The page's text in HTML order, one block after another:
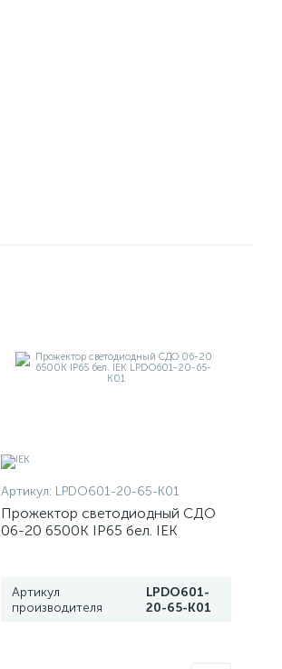
Артикул: LPDO601-20-65-K01
Прожектор светодиодный СДО
06-20 6500К IP65 бел. IEK
Артикул
производителя
LPDO601-
20-65-K01